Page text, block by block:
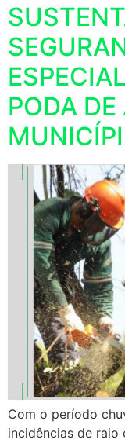
PODA DE
Com o período
incidências de raio